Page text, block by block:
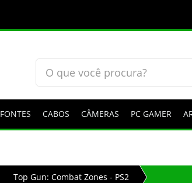
FONTES CABOS CÂMERAS PC GAMER
Top Gun: Combat Zones - PS2